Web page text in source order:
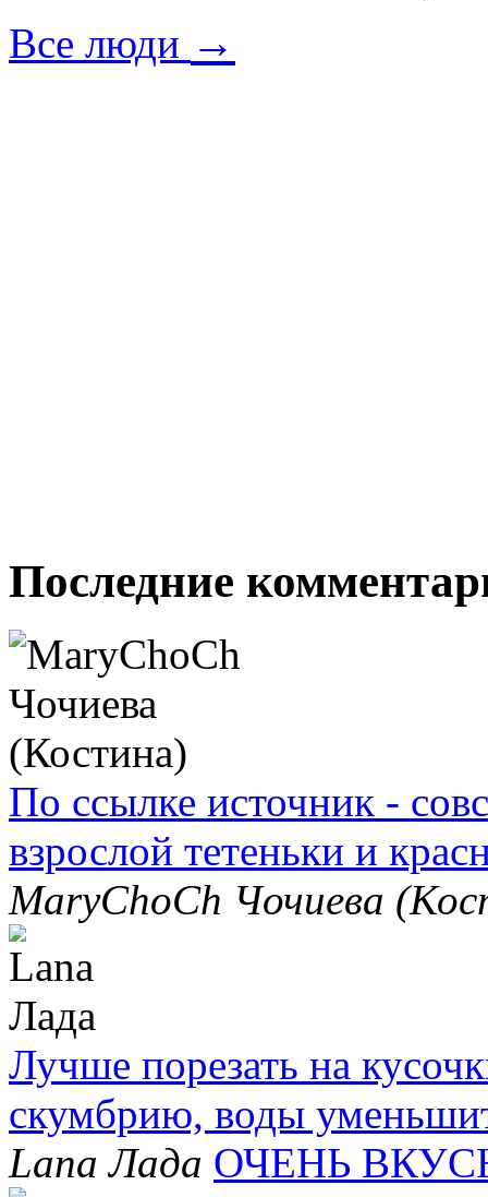
Все люди →
Последние
По ссылке источник -
взрослой тетеньки и
MaryChoCh Чочиева
Лучше порезать на
скумбрию, воды
Lana Лада ОЧЕНЬ